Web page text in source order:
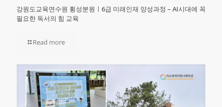
강원도교육연수원 횡성분원ㅣ6급 미래인재 양성과정 – AI시대에 꼭
필요한 독서의 힘 교육
Read more